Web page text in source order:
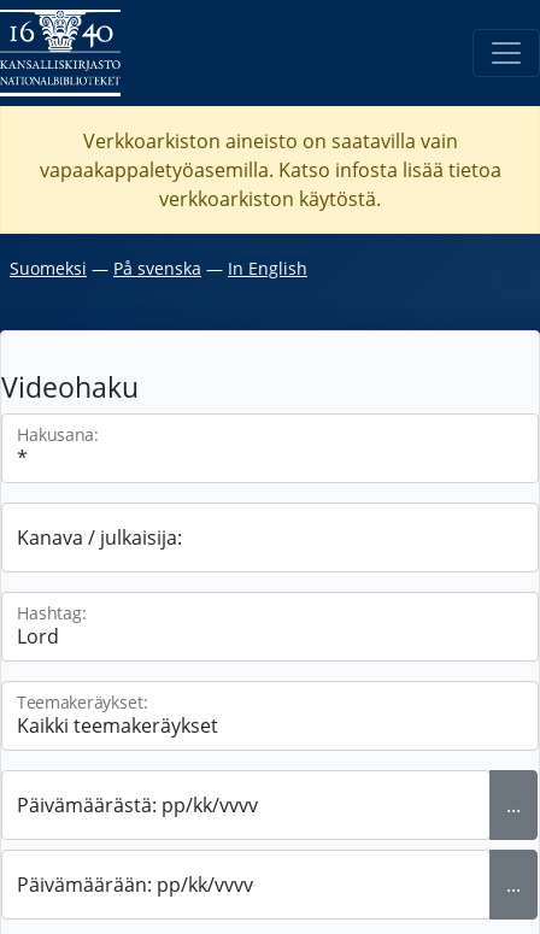
Verkkoarkiston aineisto on saatavilla vain
vapaakappaletyöasemilla. Katso infosta lisää tietoa
verkkoarkiston käytöstä.
Suomeksi ― På svenska ― In English
Videohaku
Hakusana:
Kanava / julkaisija:
Hashtag:
Teemakeräykset:
Päivämäärästä: pp/kk/vvvv ...
Päivämäärään: pp/kk/vvvv ...